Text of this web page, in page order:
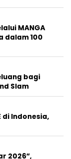
MANGA
dalam 100
bagi
Slam
di Indonesia,
2026”,